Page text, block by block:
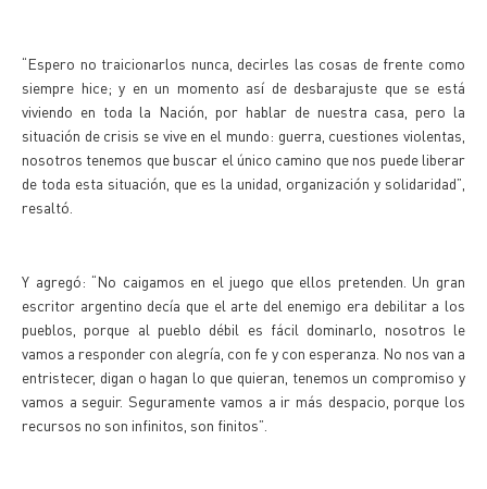
“Espero no traicionarlos nunca, decirles las cosas de frente como
siempre hice; y en un momento así de desbarajuste que se está
viviendo en toda la Nación, por hablar de nuestra casa, pero la
situación de crisis se vive en el mundo: guerra, cuestiones violentas,
nosotros tenemos que buscar el único camino que nos puede liberar
de toda esta situación, que es la unidad, organización y solidaridad”,
resaltó.
Y agregó: “No caigamos en el juego que ellos pretenden. Un gran
escritor argentino decía que el arte del enemigo era debilitar a los
pueblos, porque al pueblo débil es fácil dominarlo, nosotros le
vamos a responder con alegría, con fe y con esperanza. No nos van a
entristecer, digan o hagan lo que quieran, tenemos un compromiso y
vamos a seguir. Seguramente vamos a ir más despacio, porque los
recursos no son infinitos, son finitos”.